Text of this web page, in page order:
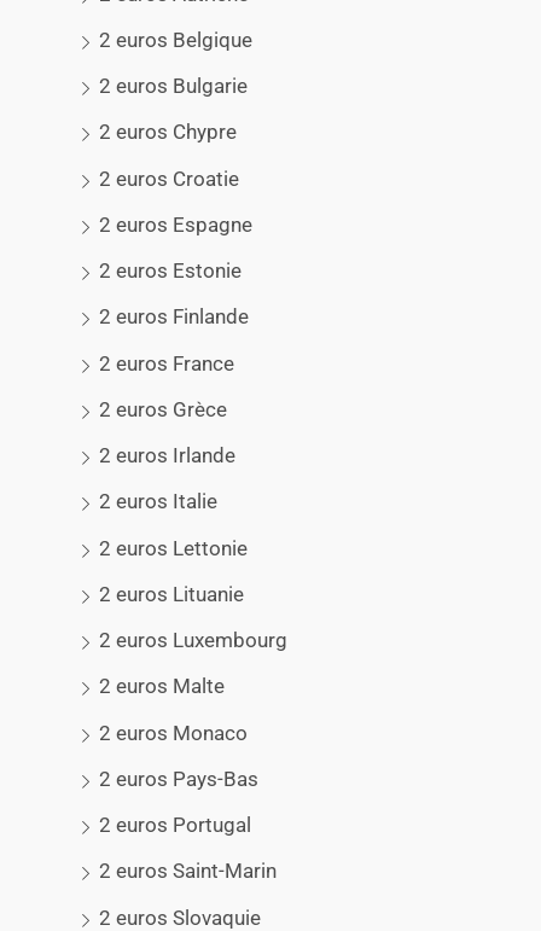
2 euros Belgique
2 euros Bulgarie
2 euros Chypre
2 euros Croatie
2 euros Espagne
2 euros Estonie
2 euros Finlande
2 euros France
2 euros Grèce
2 euros Irlande
2 euros Italie
2 euros Lettonie
2 euros Lituanie
2 euros Luxembourg
2 euros Malte
2 euros Monaco
2 euros Pays-Bas
2 euros Portugal
2 euros Saint-Marin
2 euros Slovaquie